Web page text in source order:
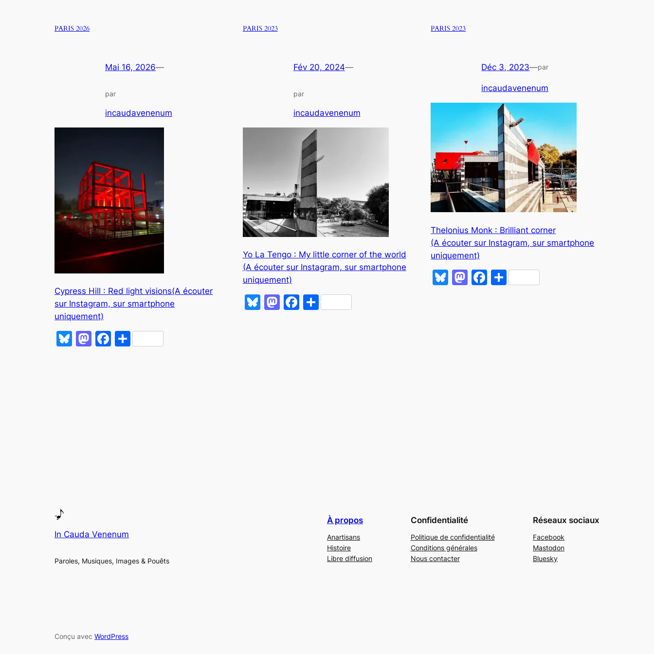
PARIS 2026
Mai 16, 2026—
par
incaudavenenum
Cypress Hill : Red light visions(A écouter
sur Instagram, sur smartphone
uniquement)
Bluesky
Mastodon
Facebook
Partager
PARIS 2023
Fév 20, 2024—
par
incaudavenenum
Yo La Tengo : My little corner of the world
(A écouter sur Instagram, sur smartphone
uniquement)
Bluesky
Mastodon
Facebook
Partager
PARIS 2023
Déc 3, 2023—par
incaudavenenum
Thelonius Monk : Brilliant corner
(A écouter sur Instagram, sur smartphone
uniquement)
Bluesky
Mastodon
Facebook
Partager
In Cauda Venenum
Paroles, Musiques, Images & Pouêts
À propos
Anartisans
Histoire
Libre diffusion
Confidentialité
Politique de confidentialité
Conditions générales
Nous contacter
Réseaux sociaux
Facebook
Mastodon
Bluesky
Conçu avec WordPress